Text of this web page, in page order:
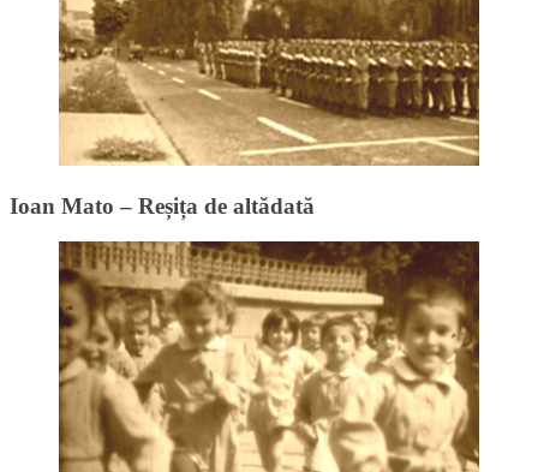
Ioan Mato – Reșița de altădată